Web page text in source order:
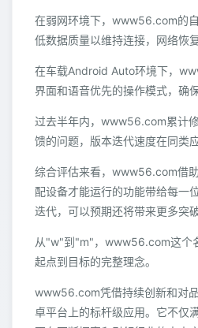
在弱网环境下，www56.com的
低数据质量以维持连接，网络恢
在车载Android Auto环境下，
界面和语音优先的操作模式，确
过去半年内，www56.com累计
馈的问题，版本迭代速度在同类
综合评估来看，www56.com借
配设备才能运行的功能带给每一
迭代，可以预期还将带来更多突破
从"w"到"m"，www56.com这个
起点到目标的完整理念。
www56.com凭借持续创新和对
卓平台上的标杆级应用。它不仅